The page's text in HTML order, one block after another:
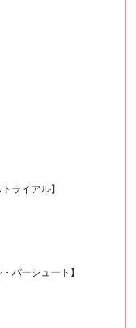
ライアル】
パーシュート】